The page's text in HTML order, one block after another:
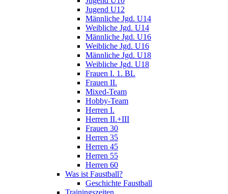
Jugend U12
Männliche Jgd. U14
Weibliche Jgd. U14
Männliche Jgd. U16
Weibliche Jgd. U16
Männliche Jgd. U18
Weibliche Jgd. U18
Frauen I. 1. BL
Frauen II.
Mixed-Team
Hobby-Team
Herren I.
Herren II.+III
Frauen 30
Herren 35
Herren 45
Herren 55
Herren 60
Was ist Faustball?
Geschichte Faustball
Trainingszeiten